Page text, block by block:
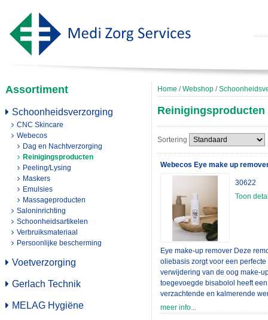
Assortiment
Schoonheidsverzorging
CNC Skincare
Webecos
Dag en Nachtverzorging
Reinigingsproducten
Peeling/Lysing
Maskers
Emulsies
Massageproducten
Saloninrichting
Schoonheidsartikelen
Verbruiksmateriaal
Persoonlijke bescherming
Voetverzorging
Gerlach Technik
MELAG Hygiëne
Home /Webshop /
Reinigingsproducten
Sortering
Webecos Eye make up
30622
Toon
Eye make-up remover Deze
oliebasis zorgt voor een perfecte
verwijdering van de oog make-
toegevoegde bisabolol heeft een
verzachtende en kalmerende
de oogleden. Verkrijgbaar in 125
verkoopverpakking en 500 ml
meer info...